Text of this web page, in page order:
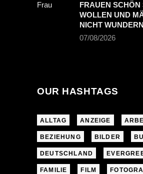
FRAUEN SCHÖN
WOLLEN UND
NICHT
07/08/2026
OUR HASHTAGS
ALLTAG ANZEIGE
BEZIEHUNG BILDER
DEUTSCHLAND
FAMILIE FILM